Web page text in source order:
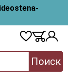
Поиск